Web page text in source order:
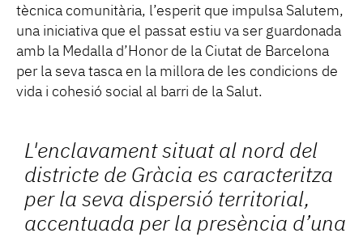
tècnica comunitària, l’esperit que impulsa Salutem,
una iniciativa que el passat estiu va ser guardonada
amb la Medalla d’Honor de la Ciutat de Barcelona
per la seva tasca en la millora de les condicions de
vida i cohesió social al barri de la Salut.
L'enclavament situat al nord del
districte de Gràcia es caracteritza
per la seva dispersió territorial,
accentuada per la presència d’una